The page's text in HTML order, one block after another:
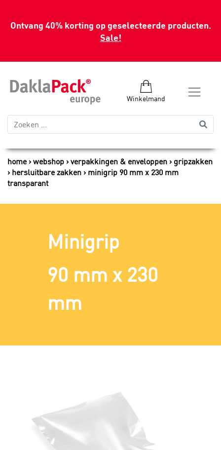
Ontvang 40% korting op geselecteerde producten.
Sale!
Winkelmand
home webshop verpakkingen & enveloppen
gripzakken
hersluitbare zakken
minigrip 90 mm x 230 mm
transparant
Minigrip
90 mm x 230
mm